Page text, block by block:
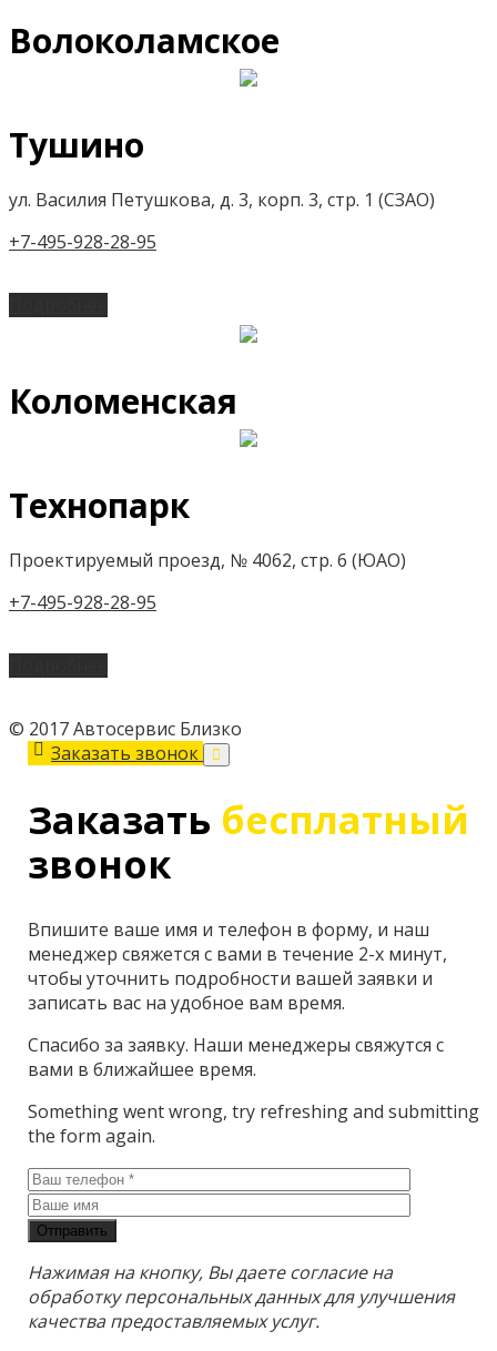
Волоколамское
Тушино
ул. Василия Петушкова, д. 3, корп. 3, стр. 1 (СЗАО)
+7-495-928-28-95
Коломенская
Технопарк
Проектируемый проезд, № 4062, стр. 6 (ЮАО)
+7-495-928-28-95
© 2017 Автосервис Близко
Заказать звонок
Заказать бесплатный
звонок
Впишите ваше имя и телефон в форму, и наш
менеджер свяжется с вами в течение 2-х минут,
чтобы уточнить подробности вашей заявки и
записать вас на удобное вам время.
Спасибо за заявку. Наши менеджеры свяжутся с
вами в ближайшее время.
Something went wrong, try refreshing and submitting
the form again.
Отправить
Нажимая на кнопку, Вы даете согласие на
обработку персональных данных для улучшения
качества предоставляемых услуг.